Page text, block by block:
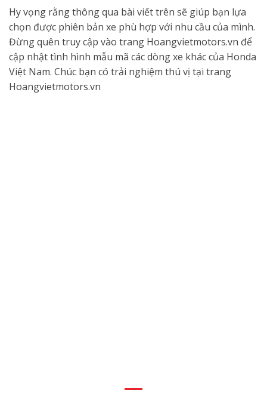
Hy vọng rằng thông qua bài viết trên sẽ giúp bạn lựa
chọn được phiên bản xe phù hợp với nhu cầu của mình.
Đừng quên truy cập vào trang Hoangvietmotors.vn để
cập nhật tình hình mẫu mã các dòng xe khác của Honda
Việt Nam. Chúc bạn có trải nghiệm thú vị tại trang
Hoangvietmotors.vn